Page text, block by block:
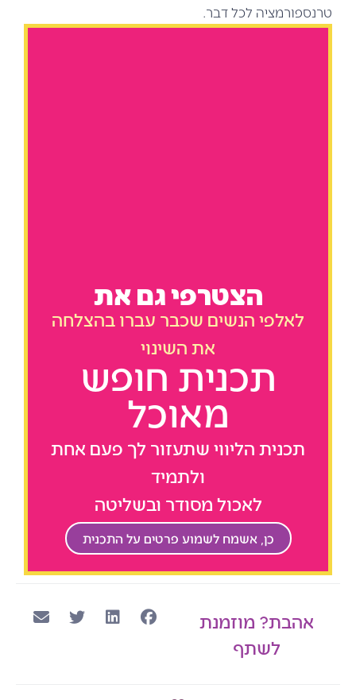
טרנספורמציה לכל דבר.
הצטרפי גם את
לאלפי הנשים שכבר עברו בהצלחה
את השינוי
תכנית חופש
מאוכל
תכנית הליווי שתעזור לך פעם אחת
ולתמיד
לאכול מסודר ובשליטה
כן, אשמח לשמוע פרטים על התכנית
אהבת? מוזמנת
לשתף